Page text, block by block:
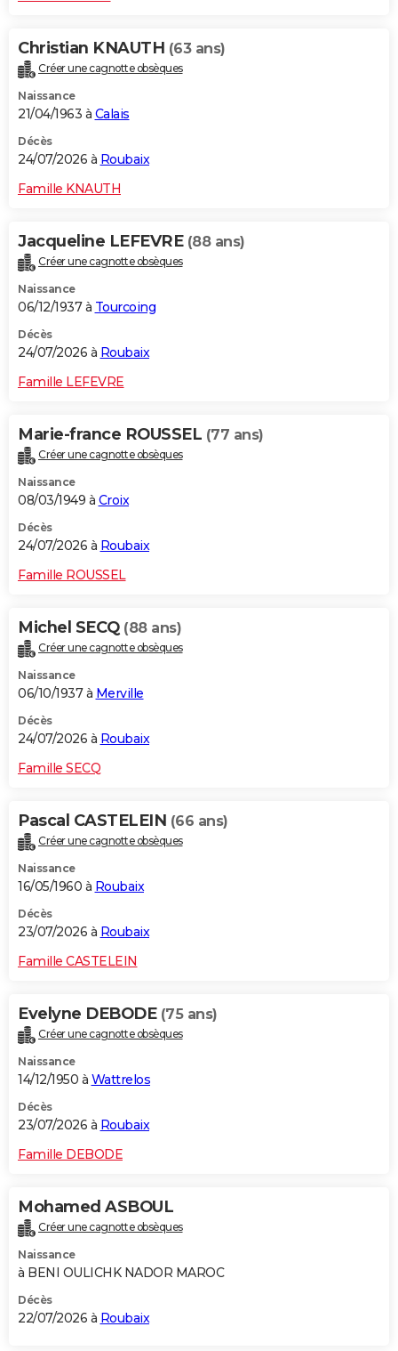
Christian KNAUTH (63 ans)
Créer une cagnotte obsèques
Naissance
21/04/1963 à Calais
Décès
24/07/2026 à Roubaix
Famille KNAUTH
Jacqueline LEFEVRE (88 ans)
Créer une cagnotte obsèques
Naissance
06/12/1937 à Tourcoing
Décès
24/07/2026 à Roubaix
Famille LEFEVRE
Marie-france ROUSSEL (77 ans)
Créer une cagnotte obsèques
Naissance
08/03/1949 à Croix
Décès
24/07/2026 à Roubaix
Famille ROUSSEL
Michel SECQ (88 ans)
Créer une cagnotte obsèques
Naissance
06/10/1937 à Merville
Décès
24/07/2026 à Roubaix
Famille SECQ
Pascal CASTELEIN (66 ans)
Créer une cagnotte obsèques
Naissance
16/05/1960 à Roubaix
Décès
23/07/2026 à Roubaix
Famille CASTELEIN
Evelyne DEBODE (75 ans)
Créer une cagnotte obsèques
Naissance
14/12/1950 à Wattrelos
Décès
23/07/2026 à Roubaix
Famille DEBODE
Mohamed ASBOUL
Créer une cagnotte obsèques
Naissance
à BENI OULICHK NADOR MAROC
Décès
22/07/2026 à Roubaix